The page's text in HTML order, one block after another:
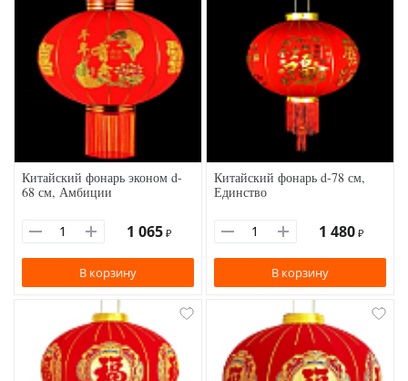
Китайский фонарь эконом d-
68 см, Амбиции
1 065 ₽
В корзину
Китайский фонарь d-78 см,
Единство
1 480 ₽
В корзину